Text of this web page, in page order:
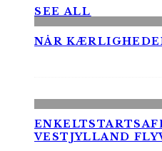
SEE ALL
NÅR
VESTJYLLAND